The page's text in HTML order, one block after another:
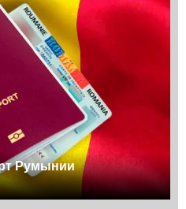
Румынии